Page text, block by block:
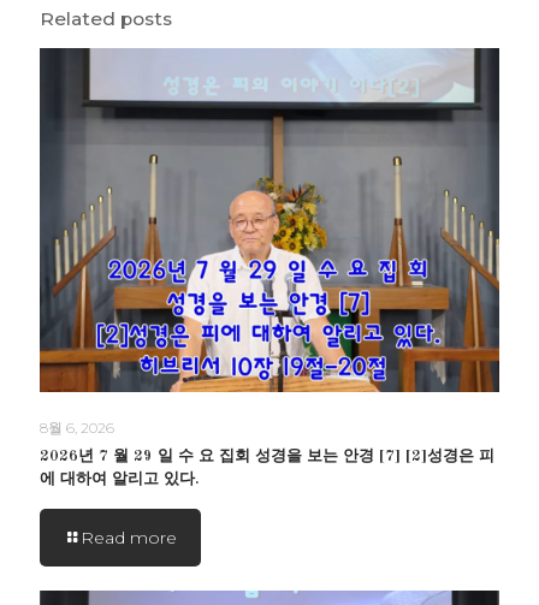
Related posts
8월 6, 2026
2026년 7 월 29 일 수 요 집회 성경을 보는 안경 [7] [2]성경은 피
에 대하여 알리고 있다.
Read more